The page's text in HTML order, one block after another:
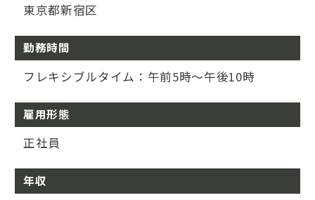
東京都新宿区
勤務時間
フレキシブルタイム：午前5時～午後10時
雇用形態
正社員
年収